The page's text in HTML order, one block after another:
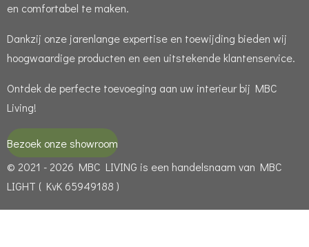
en comfortabel te maken.
Dankzij onze jarenlange expertise en toewijding bieden wij
hoogwaardige producten en een uitstekende klantenservice.
Ontdek de perfecte toevoeging aan uw interieur bij MBC
Living!
Bezoek onze showroom
© 2021 - 2026 MBC LIVING is een handelsnaam van MBC
LIGHT ( KvK 65949188 )